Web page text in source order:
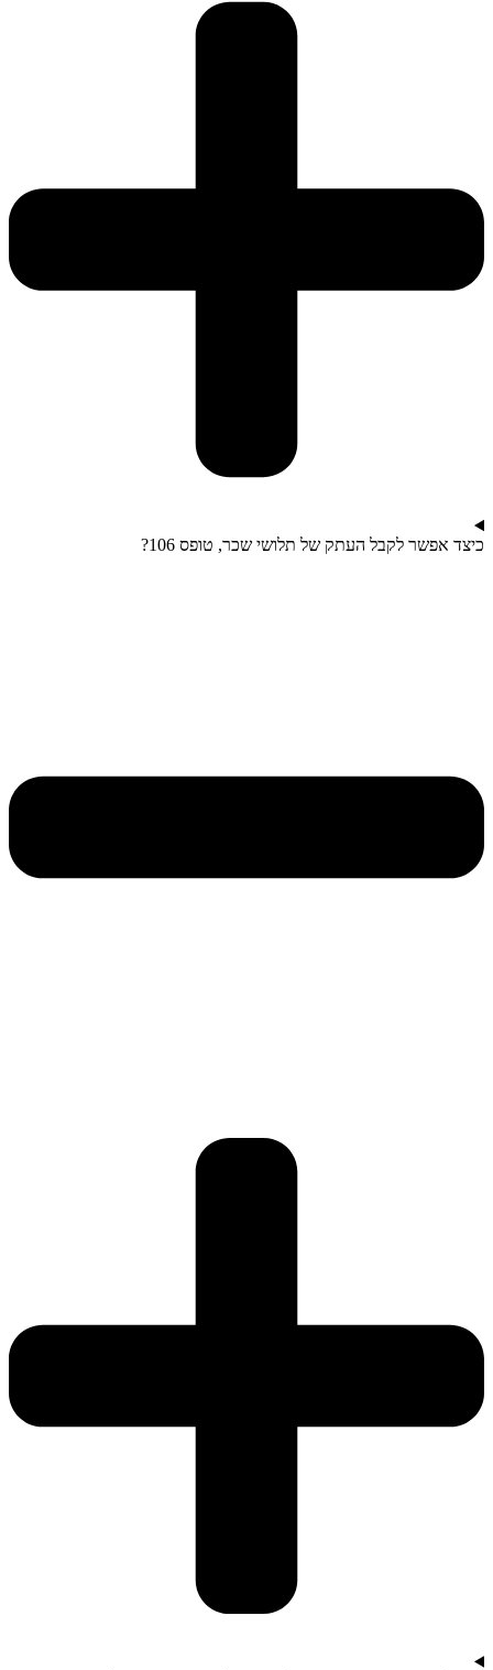
כיצד אפשר לקבל העתק של תלושי שכר, טופס 106?